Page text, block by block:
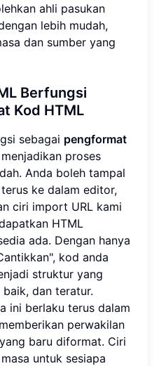
ahli pasukan
lebih mudah,
dan sumber yang
Berfungsi
Kod HTML
sebagai pengformat
proses
Anda boleh tampal
terus ke dalam editor,
ciri import URL kami
HTML
ada. Dengan hanya
kod anda
struktur yang
dan teratur.
ini berlaku terus dalam
perwakilan
baru diformat. Ciri
untuk sesiapa